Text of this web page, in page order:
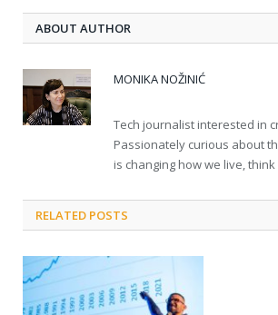
ABOUT AUTHOR
MONIKA NOŽINIĆ
Tech journalist interested in
Passionately curious about
is changing how we live,
RELATED POSTS